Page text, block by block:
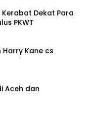
Dekat Para
PKWT
Harry Kane cs
Aceh dan